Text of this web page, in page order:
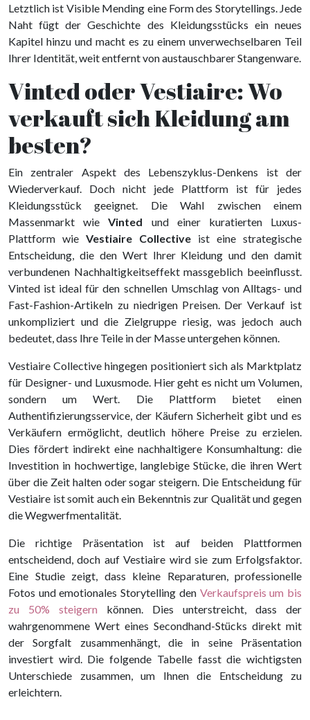
Letztlich ist Visible Mending eine Form des Storytellings. Jede
Naht fügt der Geschichte des Kleidungsstücks ein neues
Kapitel hinzu und macht es zu einem unverwechselbaren Teil
Ihrer Identität, weit entfernt von austauschbarer Stangenware.
Vinted oder Vestiaire: Wo
verkauft sich Kleidung am
besten?
Ein zentraler Aspekt des Lebenszyklus-Denkens ist der
Wiederverkauf. Doch nicht jede Plattform ist für jedes
Kleidungsstück geeignet. Die Wahl zwischen einem
Massenmarkt wieVinted und einer kuratierten Luxus-
Plattform wie Vestiaire Collective ist eine strategische
Entscheidung, die den Wert Ihrer Kleidung und den damit
verbundenen Nachhaltigkeitseffekt massgeblich beeinflusst.
Vinted ist ideal für den schnellen Umschlag von Alltags- und
Fast-Fashion-Artikeln zu niedrigen Preisen. Der Verkauf ist
unkompliziert und die Zielgruppe riesig, was jedoch auch
bedeutet, dass Ihre Teile in der Masse untergehen können.
Vestiaire Collective hingegen positioniert sich als Marktplatz
für Designer- und Luxusmode. Hier geht es nicht um Volumen,
sondern um Wert. Die Plattform bietet einen
Authentifizierungsservice, der Käufern Sicherheit gibt und es
Verkäufern ermöglicht, deutlich höhere Preise zu erzielen.
Dies fördert indirekt eine nachhaltigere Konsumhaltung: die
Investition in hochwertige, langlebige Stücke, die ihren Wert
über die Zeit halten oder sogar steigern. Die Entscheidung für
Vestiaire ist somit auch ein Bekenntnis zur Qualität und gegen
die Wegwerfmentalität.
Die richtige Präsentation ist auf beiden Plattformen
entscheidend, doch auf Vestiaire wird sie zum Erfolgsfaktor.
Eine Studie zeigt, dass kleine Reparaturen, professionelle
Fotos und emotionales Storytelling den Verkaufspreis um bis
zu 50% steigern können. Dies unterstreicht, dass der
wahrgenommene Wert eines Secondhand-Stücks direkt mit
der Sorgfalt zusammenhängt, die in seine Präsentation
investiert wird. Die folgende Tabelle fasst die wichtigsten
Unterschiede zusammen, um Ihnen die Entscheidung zu
erleichtern.